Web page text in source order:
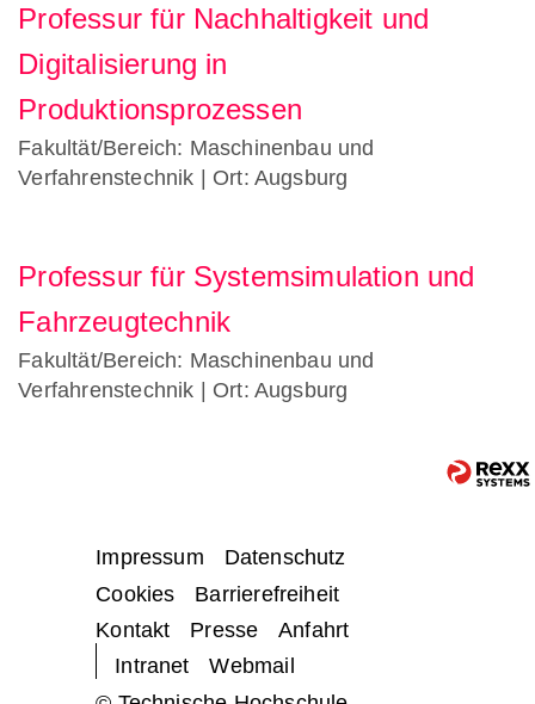
Professur für Nachhaltigkeit und
Digitalisierung in
Produktionsprozessen
Fakultät/Bereich: Maschinenbau und
Verfahrenstechnik | Ort: Augsburg
Professur für Systemsimulation und
Fahrzeugtechnik
Fakultät/Bereich: Maschinenbau und
Verfahrenstechnik | Ort: Augsburg
Impressum
Datenschutz
Cookies
Barrierefreiheit
Kontakt
Presse
Anfahrt
Intranet
Webmail